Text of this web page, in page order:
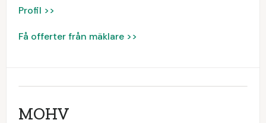
Profil >>
Få offerter från mäklare >>
MOHV